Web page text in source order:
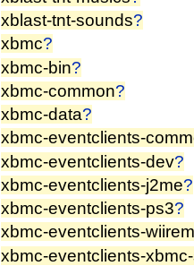
xblast-tnt-sounds?
xbmc?
xbmc-bin?
xbmc-common?
xbmc-data?
xbmc-eventclients-
xbmc-eventclients-dev?
xbmc-eventclients-j2me?
xbmc-eventclients-ps3?
xbmc-eventclients-
xbmc-eventclients-